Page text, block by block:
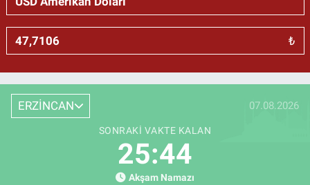
₺
ERZİNCAN 07.08.2026
SONRAKI VAKTE KALAN
25:44
Akşam Namazı